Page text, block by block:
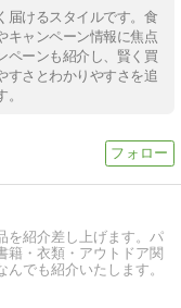
届けるスタイルです。食
キャンペーン情報に焦点
ペーンも紹介し、賢く買
すさとわかりやすさを追
を紹介差し上げます。パ
籍・衣類・アウトドア関
でも紹介いたします。